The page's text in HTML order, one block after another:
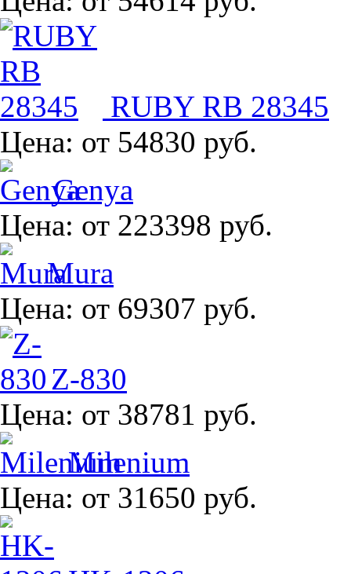
RUBY RB 28345
Цена: от 54830 руб.
Genya
Цена: от 223398 руб.
Mura
Цена: от 69307 руб.
Z-830
Цена: от 38781 руб.
Milenium
Цена: от 31650 руб.